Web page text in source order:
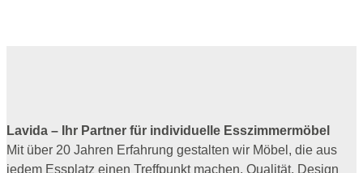
Lavida – Ihr Partner für individuelle Esszimmermöbel
Mit über 20 Jahren Erfahrung gestalten wir Möbel, die aus
jedem Essplatz einen Treffpunkt machen. Qualität, Design